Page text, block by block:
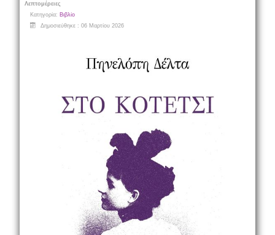
Λεπτομέρειες
Κατηγορία: Βιβλίο
Δημοσιεύθηκε : 06 Μαρτίου 2026